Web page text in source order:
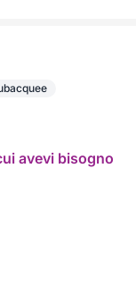
avevi bisogno